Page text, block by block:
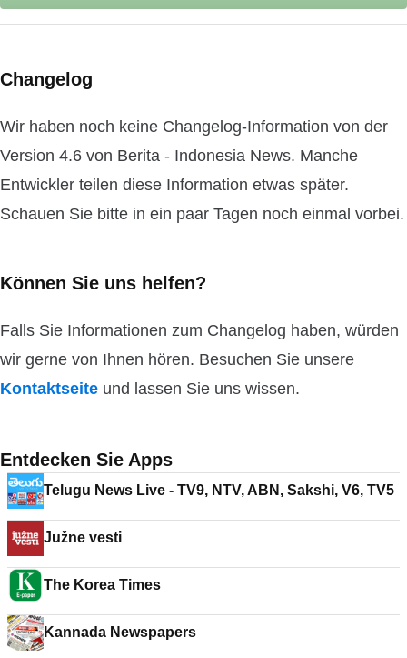
Changelog
Wir haben noch keine Changelog-Information von der
Version 4.6 von Berita - Indonesia News. Manche
Entwickler teilen diese Information etwas später.
Schauen Sie bitte in ein paar Tagen noch einmal vorbei.
Können Sie uns helfen?
Falls Sie Informationen zum Changelog haben, würden
wir gerne von Ihnen hören. Besuchen Sie unsere
Kontaktseite und lassen Sie uns wissen.
Entdecken Sie Apps
Telugu News Live - TV9, NTV, ABN, Sakshi, V6, TV5
Južne vesti
The Korea Times
Kannada Newspapers